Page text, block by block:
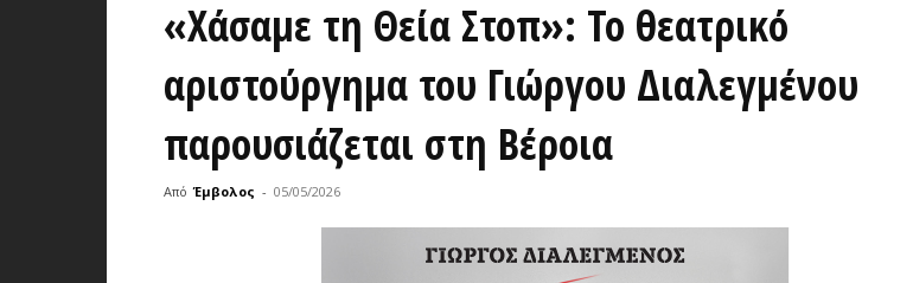
«Χάσαμε τη Θεία Στοπ»: Το θεατρικό
αριστούργημα του Γιώργου Διαλεγμένου
παρουσιάζεται στη Βέροια
Από Έμβολος - 05/05/2026